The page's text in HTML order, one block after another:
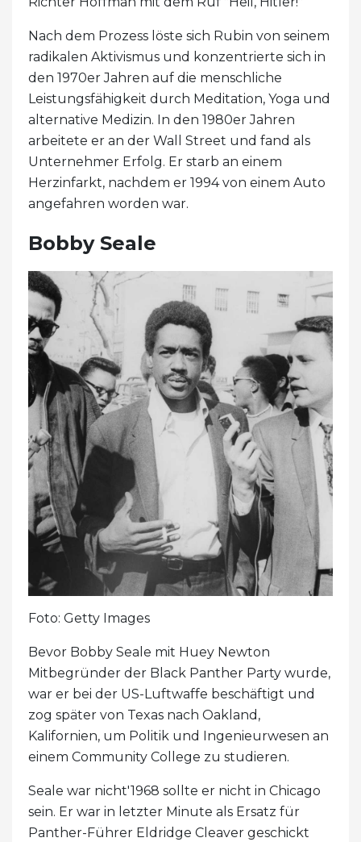
Nach dem Prozess löste sich Rubin von seinem
radikalen Aktivismus und konzentrierte sich in
den 1970er Jahren auf die menschliche
Leistungsfähigkeit durch Meditation, Yoga und
alternative Medizin. In den 1980er Jahren
arbeitete er an der Wall Street und fand als
Unternehmer Erfolg. Er starb an einem
Herzinfarkt, nachdem er 1994 von einem Auto
angefahren worden war.
Bobby Seale
Foto: Getty Images
Bevor Bobby Seale mit Huey Newton
Mitbegründer der Black Panther Party wurde,
war er bei der US-Luftwaffe beschäftigt und
zog später von Texas nach Oakland,
Kalifornien, um Politik und Ingenieurwesen an
einem Community College zu studieren.
Seale war nicht'1968 sollte er nicht in Chicago
sein. Er war in letzter Minute als Ersatz für
Panther-Führer Eldridge Cleaver geschickt